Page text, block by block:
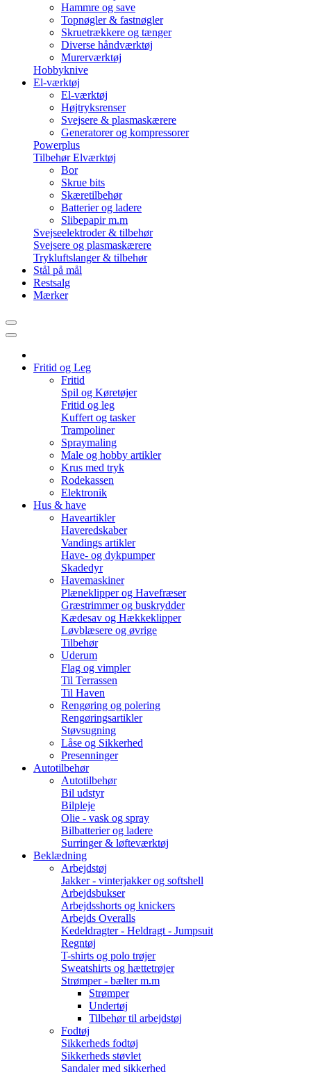
Hammre og save
Topnøgler & fastnøgler
Skruetrækkere og tænger
Diverse håndværktøj
Murerværktøj
Hobbyknive
El-værktøj
El-værktøj
Højtryksrenser
Svejsere & plasmaskærere
Generatorer og kompressorer
Powerplus
Tilbehør Elværktøj
Bor
Skrue bits
Skæretilbehør
Batterier og ladere
Slibepapir m.m
Svejseelektroder & tilbehør
Svejsere og plasmaskærere
Trykluftslanger & tilbehør
Stål på mål
Restsalg
Mærker
Fritid og Leg
Fritid
Spil og Køretøjer
Fritid og leg
Kuffert og tasker
Trampoliner
Spraymaling
Male og hobby artikler
Krus med tryk
Rodekassen
Elektronik
Hus & have
Haveartikler
Haveredskaber
Vandings artikler
Have- og dykpumper
Skadedyr
Havemaskiner
Plæneklipper og Havefræser
Græstrimmer og buskrydder
Kædesav og Hækkeklipper
Løvblæsere og øvrige
Tilbehør
Uderum
Flag og vimpler
Til Terrassen
Til Haven
Rengøring og polering
Rengøringsartikler
Støvsugning
Låse og Sikkerhed
Presenninger
Autotilbehør
Autotilbehør
Bil udstyr
Bilpleje
Olie - vask og spray
Bilbatterier og ladere
Surringer & løfteværktøj
Beklædning
Arbejdstøj
Jakker - vinterjakker og softshell
Arbejdsbukser
Arbejdsshorts og knickers
Arbejds Overalls
Kedeldragter - Heldragt - Jumpsuit
Regntøj
T-shirts og polo trøjer
Sweatshirts og hættetrøjer
Strømper - bælter m.m
Strømper
Undertøj
Tilbehør til arbejdstøj
Fodtøj
Sikkerheds fodtøj
Sikkerheds støvlet
Sandaler med sikkerhed